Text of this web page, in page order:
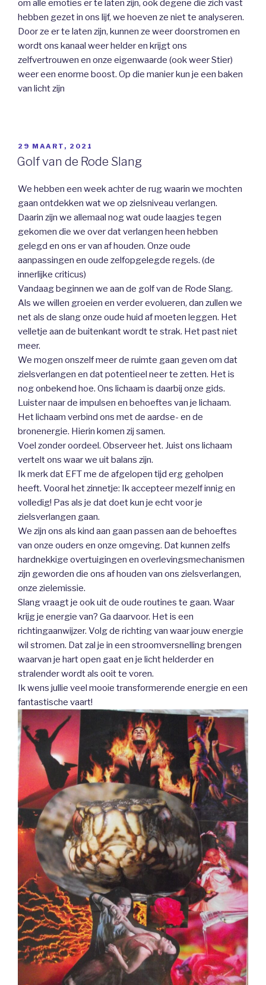
om alle emoties er te laten zijn, ook degene die zich vast
hebben gezet in ons lijf, we hoeven ze niet te analyseren.
Door ze er te laten zijn, kunnen ze weer doorstromen en
wordt ons kanaal weer helder en krijgt ons
zelfvertrouwen en onze eigenwaarde (ook weer Stier)
weer een enorme boost. Op die manier kun je een baken
van licht zijn
GEPLAATST
OP
29 MAART, 2021
Golf van de Rode Slang
We hebben een week achter de rug waarin we mochten
gaan ontdekken wat we op zielsniveau verlangen.
Daarin zijn we allemaal nog wat oude laagjes tegen
gekomen die we over dat verlangen heen hebben
gelegd en ons er van af houden. Onze oude
aanpassingen en oude zelfopgelegde regels. (de
innerlijke criticus)
Vandaag beginnen we aan de golf van de Rode Slang.
Als we willen groeien en verder evolueren, dan zullen we
net als de slang onze oude huid af moeten leggen. Het
velletje aan de buitenkant wordt te strak. Het past niet
meer.
We mogen onszelf meer de ruimte gaan geven om dat
zielsverlangen en dat potentieel neer te zetten. Het is
nog onbekend hoe. Ons lichaam is daarbij onze gids.
Luister naar de impulsen en behoeftes van je lichaam.
Het lichaam verbind ons met de aardse- en de
bronenergie. Hierin komen zij samen.
Voel zonder oordeel. Observeer het. Juist ons lichaam
vertelt ons waar we uit balans zijn.
Ik merk dat EFT me de afgelopen tijd erg geholpen
heeft. Vooral het zinnetje: Ik accepteer mezelf innig en
volledig! Pas als je dat doet kun je echt voor je
zielsverlangen gaan.
We zijn ons als kind aan gaan passen aan de behoeftes
van onze ouders en onze omgeving. Dat kunnen zelfs
hardnekkige overtuigingen en overlevingsmechanismen
zijn geworden die ons af houden van ons zielsverlangen,
onze zielemissie.
Slang vraagt je ook uit de oude routines te gaan. Waar
krijg je energie van? Ga daarvoor. Het is een
richtingaanwijzer. Volg de richting van waar jouw energie
wil stromen. Dat zal je in een stroomversnelling brengen
waarvan je hart open gaat en je licht helderder en
stralender wordt als ooit te voren.
Ik wens jullie veel mooie transformerende energie en een
fantastische vaart!